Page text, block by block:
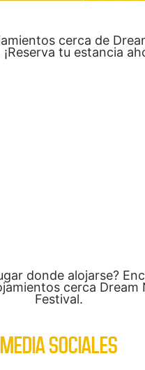
cerca de
¡Reserva tu estancia
donde alojarse?
cerca Dream
Festival.
MEDIA SOCIALES